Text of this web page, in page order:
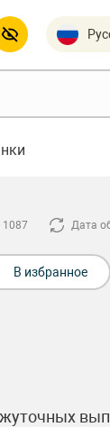
1087 Дата
В избранное